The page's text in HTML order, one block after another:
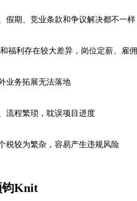
假期、竞业条款和争议解决都不一
福利存在较大差异，岗位定薪、雇
业务拓展无法落地
流程繁琐，耽误项目进度
税较为繁杂，容易产生违规风险
钧Knit